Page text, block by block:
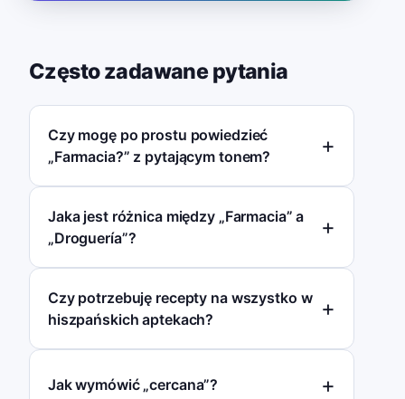
Często zadawane pytania
Czy mogę po prostu powiedzieć
„Farmacia?” z pytającym tonem?
Jaka jest różnica między „Farmacia” a
„Droguería”?
Czy potrzebuję recepty na wszystko w
hiszpańskich aptekach?
Jak wymówić „cercana”?